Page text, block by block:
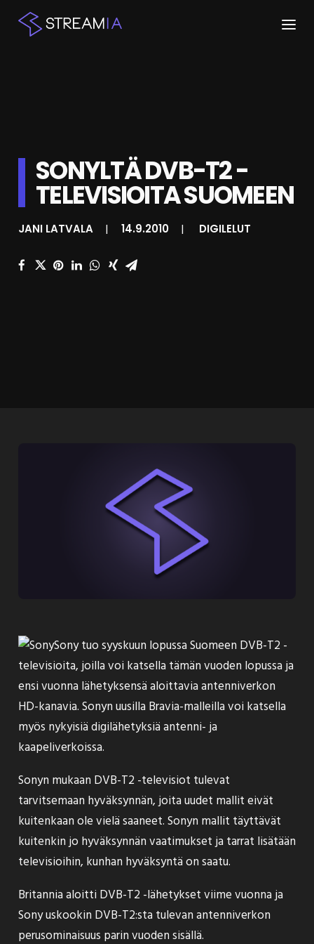
KESKUSTELU
SHOP
HAKU
SONYLTÄ DVB-T2 -
TELEVISIOITA SUOMEEN
JANI LATVALA | 14.9.2010 | DIGILELUT
Sonytuosyyskuun lopussa Suomeen DVB-T2 -
televisioita, joilla voi katsella tämän vuoden lopussa ja
ensi vuonna lähetyksensä aloittavia antenniverkon
HD-kanavia. Sonyn uusilla Bravia-malleilla voi katsella
myös nykyisiä digilähetyksiä antenni- ja
kaapeliverkoissa.
Sonyn mukaan DVB-T2 -televisiot tulevat
tarvitsemaan hyväksynnän, joita uudet mallit eivät
kuitenkaan ole vielä saaneet. Sonyn mallit täyttävät
kuitenkin jo hyväksynnän vaatimukset ja tarrat lisätään
televisioihin, kunhan hyväksyntä on saatu.
Britannia aloitti DVB-T2 -lähetykset viime vuonna ja
Sony uskookin DVB-T2:sta tulevan antenniverkon
perusominaisuus parin vuoden sisällä.